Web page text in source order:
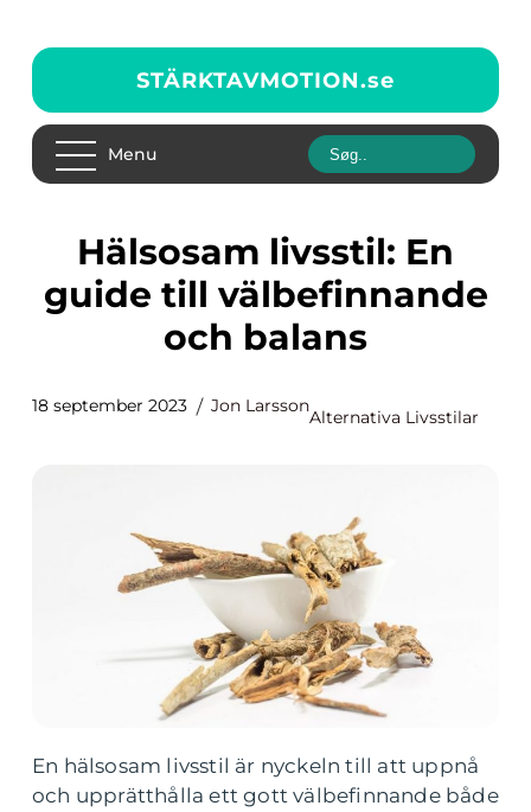
STÄRKTAVMOTION.se
Menu
Hälsosam livsstil: En
guide till välbefinnande
och balans
18 september 2023 Jon Larsson
Alternativa Livsstilar
En hälsosam livsstil är nyckeln till att uppnå
och upprätthålla ett gott välbefinnande både